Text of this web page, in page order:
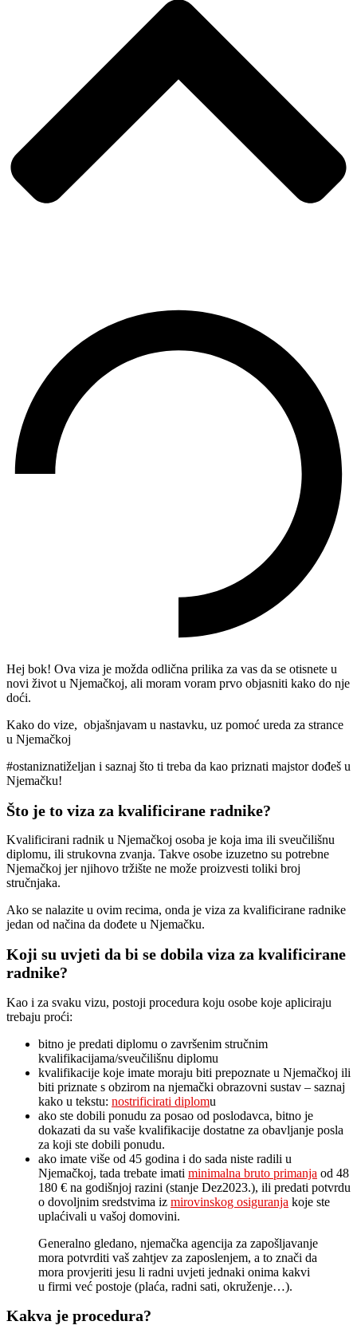
Hej bok! Ova viza je možda odlična prilika za vas da se otisnete u
novi život u Njemačkoj, ali moram voram prvo objasniti kako do nje
doći.
Kako do vize, objašnjavam u nastavku, uz pomoć ureda za strance
u Njemačkoj
#ostaniznatiželjan i saznaj što ti treba da kao priznati majstor dođeš u
Njemačku!
Što je to viza za kvalificirane radnike?
Kvalificirani radnik u Njemačkoj osoba je koja ima ili sveučilišnu
diplomu, ili strukovna zvanja. Takve osobe izuzetno su potrebne
Njemačkoj jer njihovo tržište ne može proizvesti toliki broj
stručnjaka.
Ako se nalazite u ovim recima, onda je viza za kvalificirane radnike
jedan od načina da dođete u Njemačku.
Koji su uvjeti da bi se dobila viza za kvalificirane
radnike?
Kao i za svaku vizu, postoji procedura koju osobe koje apliciraju
trebaju proći:
bitno je predati diplomu o završenim stručnim
kvalifikacijama/sveučilišnu diplomu
kvalifikacije koje imate moraju biti prepoznate u Njemačkoj ili
biti priznate s obzirom na njemački obrazovni sustav – saznaj
kako u tekstu: nostrificirati diplomu
ako ste dobili ponudu za posao od poslodavca, bitno je
dokazati da su vaše kvalifikacije dostatne za obavljanje posla
za koji ste dobili ponudu.
ako imate više od 45 godina i do sada niste radili u
Njemačkoj, tada trebate imati minimalna bruto primanja od 48
180 € na godišnjoj razini (stanje Dez2023.), ili predati potvrdu
o dovoljnim sredstvima iz mirovinskog osiguranja koje ste
uplaćivali u vašoj domovini.
Generalno gledano, njemačka agencija za zapošljavanje
mora potvrditi vaš zahtjev za zaposlenjem, a to znači da
mora provjeriti jesu li radni uvjeti jednaki onima kakvi
u firmi već postoje (plaća, radni sati, okruženje…).
Kakva je procedura?